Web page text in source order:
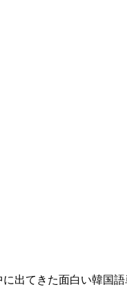
出てきた面白い韓国語